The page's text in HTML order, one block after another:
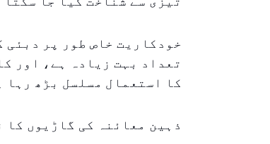
خودکاریت خاص طور پر دبئی
تعداد بہت زیادہ ہے، اور
کا استعمال مسلسل بڑھ رہا
ذہین معائنہ کی گاڑیوں کا